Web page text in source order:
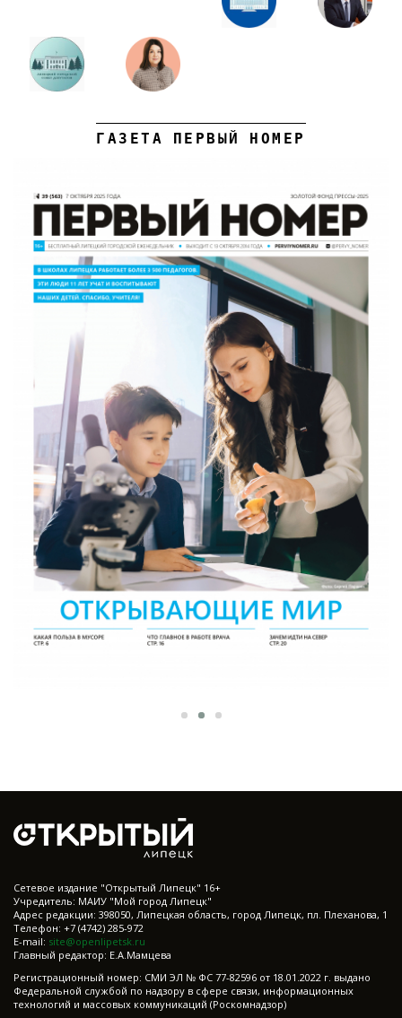
ГАЗЕТА ПЕРВЫЙ НОМЕР
Cетевое издание "Открытый Липецк" 16+
Учредитель: МАИУ "Мой город Липецк"
Адрес редакции: 398050, Липецкая область, город Липецк, пл. Плеханова, 1
Телефон: +7 (4742) 285-972
E-mail: site@openlipetsk.ru
Главный редактор: Е.А.Мамцева
Регистрационный номер: СМИ ЭЛ № ФС 77-82596 от 18.01.2022 г. выдано
Федеральной службой по надзору в сфере связи, информационных
технологий и массовых коммуникаций (Роскомнадзор)